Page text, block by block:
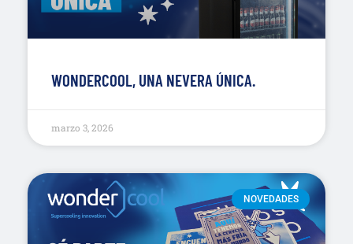
WONDERCOOL, UNA NEVERA ÚNICA.
marzo 3, 2026
NOVEDADES